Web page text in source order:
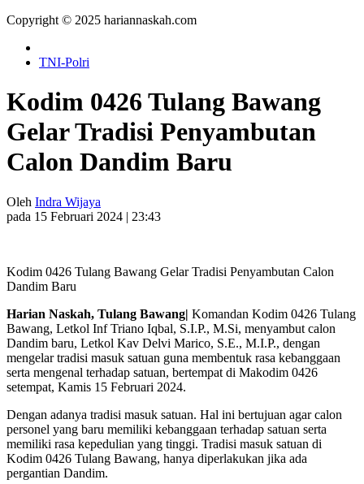
Copyright © 2025 hariannaskah.com
TNI-Polri
Kodim 0426 Tulang Bawang
Gelar Tradisi Penyambutan
Calon Dandim Baru
Oleh Indra Wijaya
pada 15 Februari 2024 | 23:43
Kodim 0426 Tulang Bawang Gelar Tradisi Penyambutan Calon
Dandim Baru
Harian Naskah, Tulang Bawang| Komandan Kodim 0426 Tulang
Bawang, Letkol Inf Triano Iqbal, S.I.P., M.Si, menyambut calon
Dandim baru, Letkol Kav Delvi Marico, S.E., M.I.P., dengan
mengelar tradisi masuk satuan guna membentuk rasa kebanggaan
serta mengenal terhadap satuan, bertempat di Makodim 0426
setempat, Kamis 15 Februari 2024.
Dengan adanya tradisi masuk satuan. Hal ini bertujuan agar calon
personel yang baru memiliki kebanggaan terhadap satuan serta
memiliki rasa kepedulian yang tinggi. Tradisi masuk satuan di
Kodim 0426 Tulang Bawang, hanya diperlakukan jika ada
pergantian Dandim.